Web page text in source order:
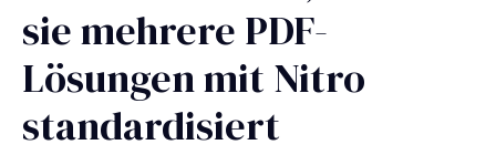
sie mehrere PDF-
Lösungen mit Nitro
standardisiert